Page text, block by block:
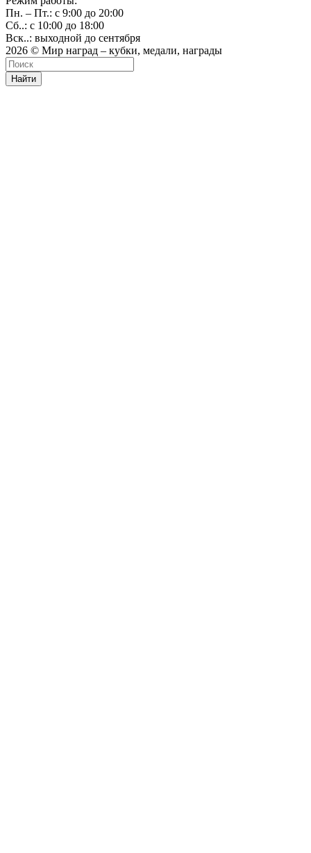
Пн. – Пт.: с 9:00 до 20:00
Сб..: с 10:00 до 18:00
Вск..: выходной до сентября
2026 © Мир наград – кубки, медали, награды
Найти